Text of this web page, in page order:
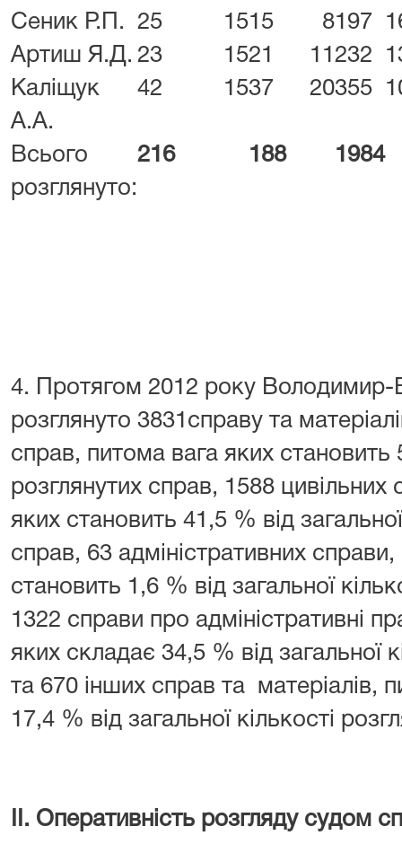
Сеник Р.П. 25 1515 8197
Артиш Я.Д. 23 1521 11 232
Каліщук
А.А.
42 1537 20355
Всього 216 188
1984
розглянуто:
4. Протягом 2012 року
розглянуто 3831справу та
справ, питома вага яких становить
розглянутих справ, 1588 цивільних
яких становить 41,5 % від
справ, 63 адміністративних
становить 1,6 % від загальної
1322 справи про адміністративні
яких складає 34,5 % від загальної
та 670 інших справ та матеріалів,
17,4 % від загальної кількості
ІІ. Оперативність розгляду судом